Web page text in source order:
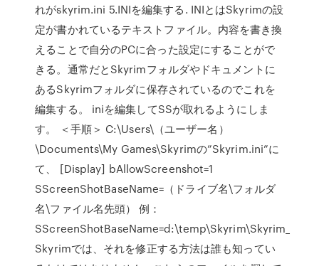
れがskyrim.ini 5.INIを編集する. INIとはSkyrimの設
定が書かれているテキストファイル。内容を書き換
えることで自分のPCに合った設定にすることがで
きる。通常だとSkyrimフォルダやドキュメントに
あるSkyrimフォルダに保存されているのでこれを
編集する。 iniを編集してSSが取れるようにしま
す。 ＜手順＞ C:\Users\（ユーザー名）
\Documents\My Games\Skyrimの”Skyrim.ini”に
て、 [Display] bAllowScreenshot=1
SScreenShotBaseName=（ドライブ名\フォルダ
名\ファイル名先頭） 例：
SScreenShotBaseName=d:\temp\Skyrim\Skyrim_
Skyrimでは、それを修正する方法は誰も知ってい